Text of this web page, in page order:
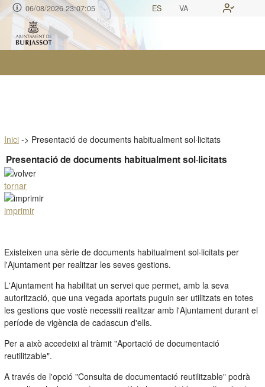
06/08/2026 23:07:06 ES VA
Inici -> Presentació de documents habitualment sol·licitats
Presentació de documents habitualment sol·licitats
tornar
imprimir
Existeixen una sèrie de documents habitualment sol·licitats per
l'Ajuntament per realitzar les seves gestions.
L'Ajuntament ha habilitat un servei que permet, amb la seva
autorització, que una vegada aportats puguin ser utilitzats en totes
les gestions que vostè necessiti realitzar amb l'Ajuntament durant el
període de vigència de cadascun d'ells.
Per a això accedeixi al tràmit "Aportació de documentació
reutilitzable".
A través de l'opció "Consulta de documentació reutilitzable" podrà